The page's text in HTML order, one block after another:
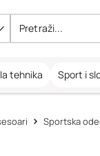
tehnika Sport i
Sportska